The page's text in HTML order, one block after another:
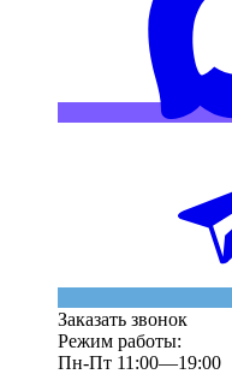
Заказать звонок
Режим работы:
Пн-Пт 11:00—19:00